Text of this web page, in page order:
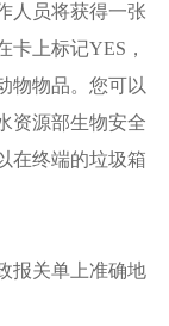
人员将获得一张
卡上标记YES，
物物品。您可以
资源部生物安全
在终端的垃圾箱
报关单上准确地